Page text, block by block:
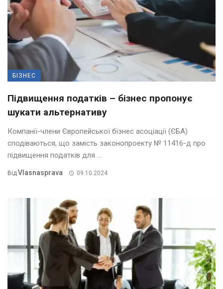
БІЗНЕС
Підвищення податків – бізнес пропонує
шукати альтернативу
Компанії-члени Європейської бізнес асоціації (ЄБА)
сподіваються, що замість законопроекту № 11416-д про
підвищення податків для ...
ВідVlasnasprava 09.10.2024